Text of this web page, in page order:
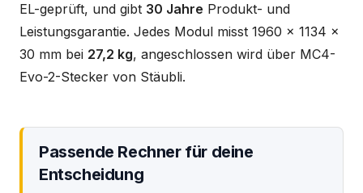
EL-geprüft, und gibt 30 Jahre Produkt- und
Leistungsgarantie. Jedes Modul misst 1960 x 1134 x
30 mm bei 27,2 kg, angeschlossen wird über MC4-
Evo-2-Stecker von Stäubli.
Passende Rechner für deine
Entscheidung